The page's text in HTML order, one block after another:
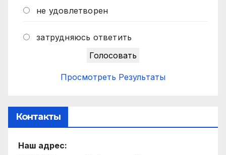
не удовлетворен
затрудняюсь ответить
Просмотреть Результаты
Контакты
Наш адрес: